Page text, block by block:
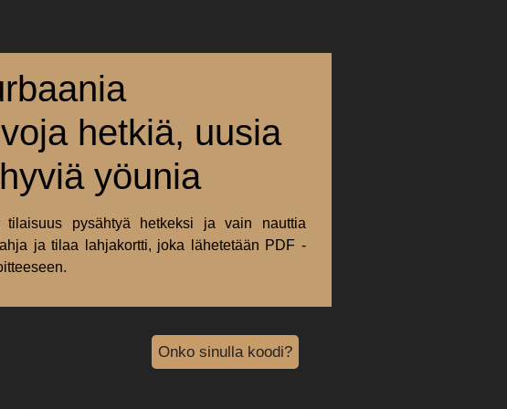
hetkiä, uusia
yöunia
pysähtyä hetkeksi ja vain nauttia
ja tilaa lahjakortti, joka lähetetään PDF -
Onko sinulla koodi?